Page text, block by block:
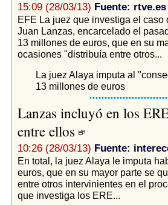
15:09 (28/03/13) Fuente: rtve.es
EFE La juez que investiga el
Juan Lanzas, encarcelado el
13 millones de euros, que en su
ocasiones "distribuía entre otros...
La juez Alaya imputa al
13 millones de euros
Lanzas incluyó en los
entre ellos
10:26 (28/03/13) Fuente:
En total, la juez Alaya le imputa
euros, que en su mayor parte se
entre otros intervinientes en el
que investiga los ERE...